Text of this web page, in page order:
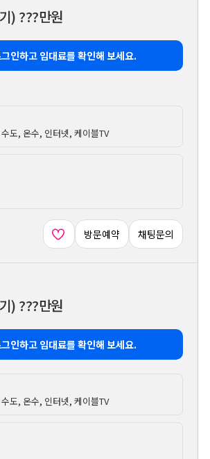
) ???만원
인하고 임대료를 확인해 보세요.
도, 온수, 인터넷, 케이블TV
방문예약 채팅문의
) ???만원
인하고 임대료를 확인해 보세요.
도, 온수, 인터넷, 케이블TV